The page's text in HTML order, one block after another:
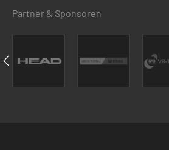
Partner & Sponsoren